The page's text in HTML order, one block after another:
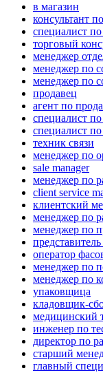
в магазин
консультант
специалист
торговый
менеджер
менеджер по
менеджер по
продавец
агент по
специалист
специалист
техник связи
менеджер по
sale manager
менеджер по
client service
клиентский
менеджер по
менеджер по
оператор
менеджер по
менеджер по
упаковщица
кладовщик-
медицинский
инженер по
директор по
старший
главный